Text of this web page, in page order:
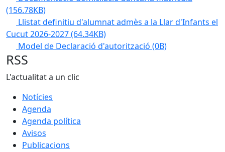
(156.78KB)
Llistat definitiu d'alumnat admès a la Llar d'Infants el
Cucut 2026-2027(64.34KB)
Model de Declaració d'autorització (0B)
RSS
L'actualitat a un clic
Notícies
Agenda
Agenda política
Avisos
Publicacions